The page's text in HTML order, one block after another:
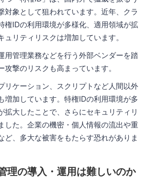
対象として狙われています。近年、クラ
権IDの利用環境が多様化、適用領域が拡
ュリティリスクは増加しています。
用管理業務などを行う外部ベンダーを踏
攻撃のリスクも高まっています。
リケーション、スクリプトなど人間以外
増加しています。特権IDの利用環境が多
拡大したことで、さらにセキュリティリ
した。企業の機密・個人情報の流出や重
ど、多大な被害をもたらす恐れがありま
理の導入・運用は難しいのか